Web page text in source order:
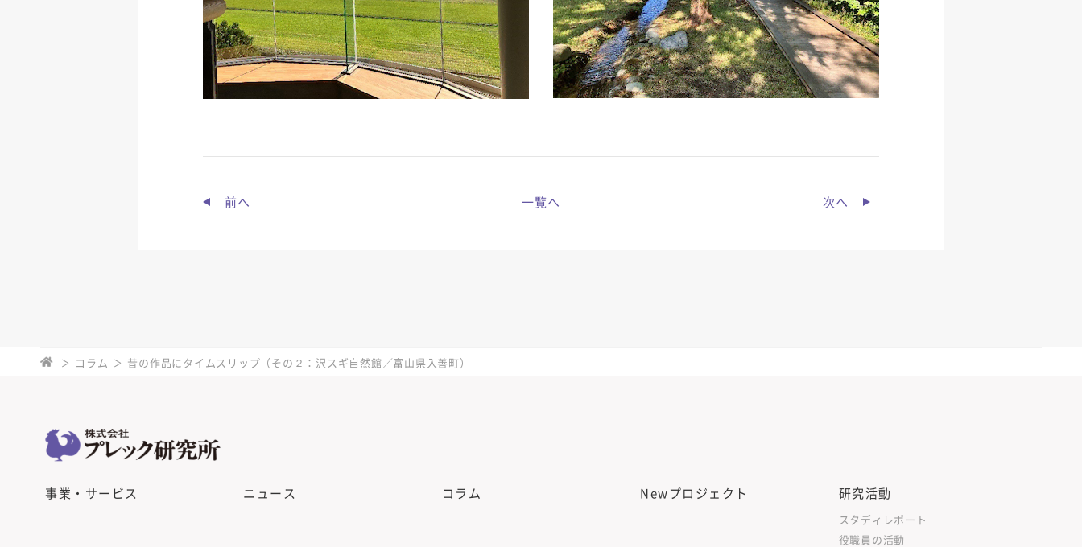
前へ 一覧へ 次へ
コラム 昔の作品にタイムスリップ（その２：沢スギ自然館／富山県入善町）
事業・サービス ニュース コラム Newプロジェクト 研究活動
スタディレポート
役職員の活動